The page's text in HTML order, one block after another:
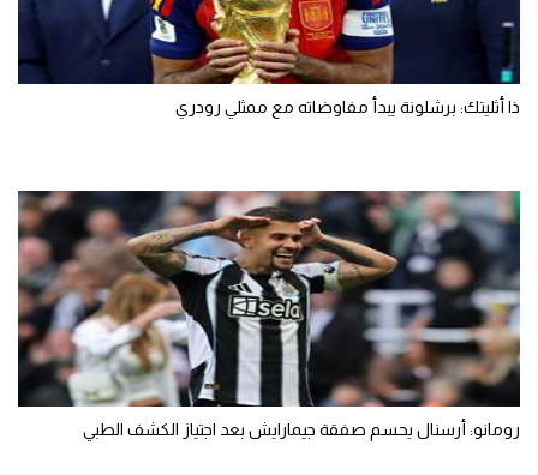
ذا أثليتك: برشلونة يبدأ مفاوضاته مع ممثلي رودري
رومانو: أرسنال يحسم صفقة جيمارايش بعد اجتياز الكشف الطبي